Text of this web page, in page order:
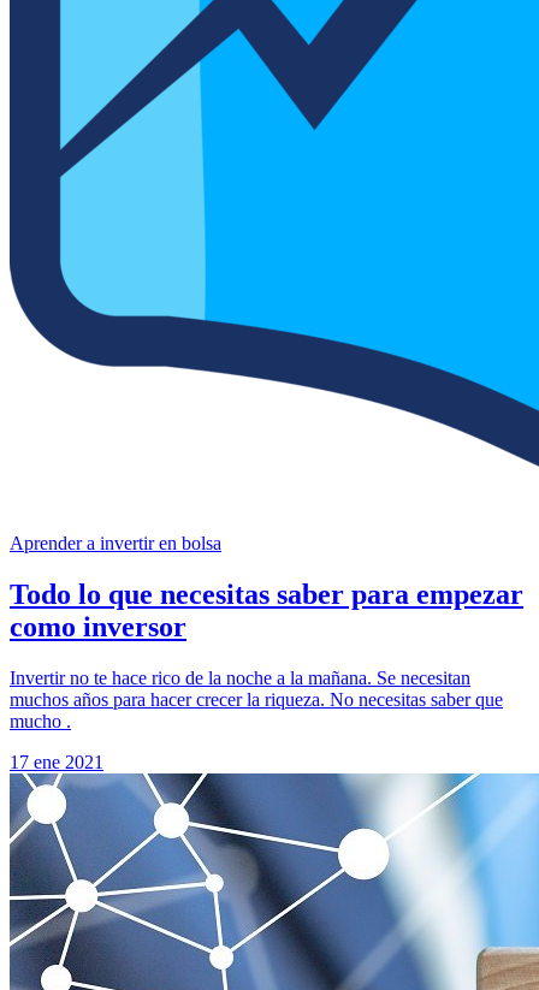
Aprender a invertir en bolsa
Todo lo que necesitas saber para empezar
como inversor
Invertir no te hace rico de la noche a la mañana. Se necesitan
muchos años para hacer crecer la riqueza. No necesitas saber que
mucho .
17 ene 2021